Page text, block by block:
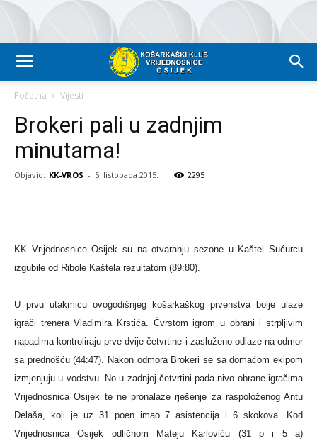
Početna Vijesti
Brokeri pali u zadnjim
minutama!
Objavio: KK-VROS - 5. listopada 2015. 2295
KK Vrijednosnice Osijek su na otvaranju sezone u Kaštel Sućurcu
izgubile od Ribole Kaštela rezultatom (89:80).
U prvu utakmicu ovogodišnjeg košarkaškog prvenstva bolje ulaze
igrači trenera Vladimira Krstića. Čvrstom igrom u obrani i strpljivim
napadima kontroliraju prve dvije četvrtine i zasluženo odlaze na odmor
sa prednošću (44:47). Nakon odmora Brokeri se sa domaćom ekipom
izmjenjuju u vodstvu. No u zadnjoj četvrtini pada nivo obrane igračima
Vrijednosnica Osijek te ne pronalaze rješenje za raspoloženog Antu
Delaša, koji je uz 31 poen imao 7 asistencija i 6 skokova. Kod
Vrijednosnica Osijek odličnom Mateju Karloviću (31 p i 5 a)